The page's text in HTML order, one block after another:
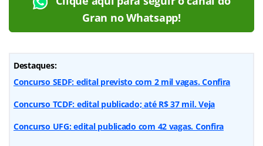
Gran no Whatsapp!
Destaques:
Concurso SEDF: edital previsto com 2 mil vagas. Confira
Concurso TCDF: edital publicado; até R$ 37 mil. Veja
Concurso UFG: edital publicado com 42 vagas. Confira